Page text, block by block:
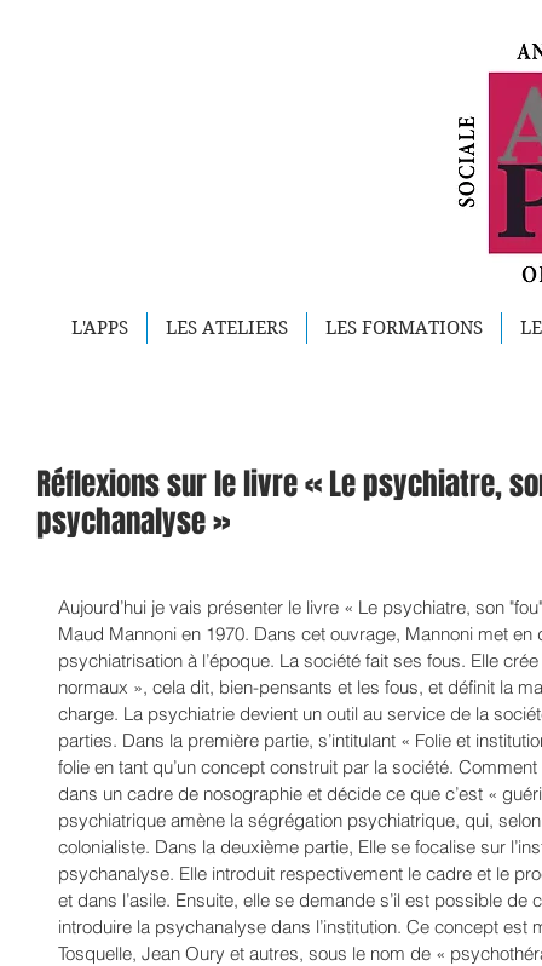
L'APPS LES ATELIERS LES FORMATIONS
Réflexions sur le livre « Le psychiatre,
psychanalyse »
Aujourd’hui je vais présenter le livre « Le psychiatre, son
Maud Mannoni en 1970. Dans cet ouvrage, Mannoni met en
psychiatrisation à l’époque. La société fait ses fous. Elle
normaux », cela dit, bien-pensants et les fous, et définit la
charge. La psychiatrie devient un outil au service de la
parties. Dans la première partie, s’intitulant « Folie et
folie en tant qu’un concept construit par la société.
dans un cadre de nosographie et décide ce que c’est «
psychiatrique amène la ségrégation psychiatrique, qui,
colonialiste. Dans la deuxième partie, Elle se focalise sur
psychanalyse. Elle introduit respectivement le cadre et le
et dans l’asile. Ensuite, elle se demande s’il est possible
introduire la psychanalyse dans l’institution. Ce concept
Tosquelle, Jean Oury et autres, sous le nom de «